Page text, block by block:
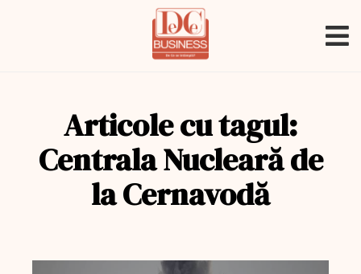
Articole cu tagul:
Centrala Nucleară de
la Cernavodă